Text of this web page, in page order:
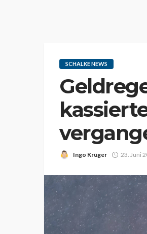
SCHALKE NEWS
Ingo Krüger 23. Juni